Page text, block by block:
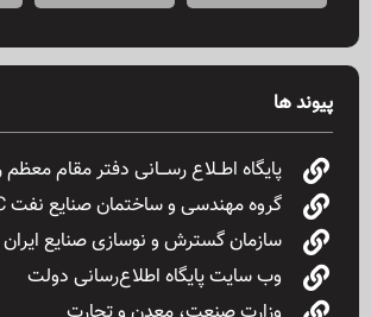
پیوند ها
پایگاه اطــلاع رســـانی دفتر مقام
گروه مهندسی و ساختمان صنایع نفت OIEC
سازمان گسترش و نوسازی صنایع ایران
وب سایت پایگاه اطلاع‌رسانی دولت